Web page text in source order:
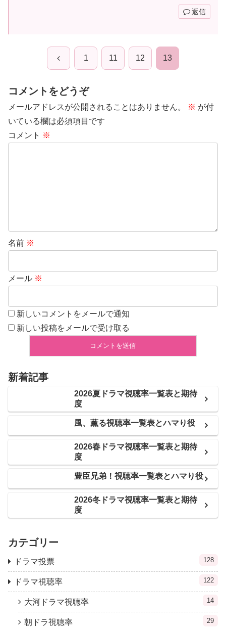
返信
前 1 11 12 13
コメントをどうぞ
メールアドレスが公開されることはありません。 ※ が付
いている欄は必須項目です
コメント ※
名前 ※
メール ※
新しいコメントをメールで通知
新しい投稿をメールで受け取る
新着記事
2026夏ドラマ視聴率一覧表と期待
度
風、薫る視聴率一覧表とハマり役
2026春ドラマ視聴率一覧表と期待
度
豊臣兄弟！視聴率一覧表とハマり役
2026冬ドラマ視聴率一覧表と期待
度
カテゴリー
ドラマ投票 128
ドラマ視聴率 122
大河ドラマ視聴率 14
朝ドラ視聴率 29